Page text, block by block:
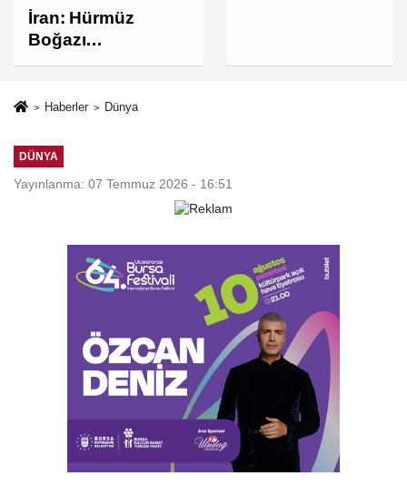
İran: Hürmüz
Boğazı
müzakereleri son
açılması ABD'nin
Haberler Dünya
DÜNYA
Yayınlanma: 07 Temmuz 2026 - 16:51